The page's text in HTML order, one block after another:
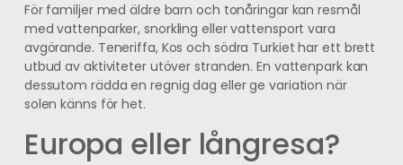
För familjer med äldre barn och tonåringar kan resmål
med vattenparker, snorkling eller vattensport vara
avgörande. Teneriffa, Kos och södra Turkiet har ett brett
utbud av aktiviteter utöver stranden. En vattenpark kan
dessutom rädda en regnig dag eller ge variation när
solen känns för het.
Europa eller långresa?